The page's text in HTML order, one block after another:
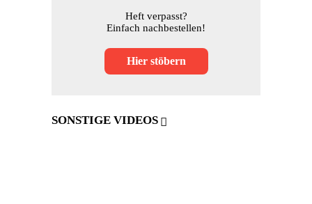
Heft verpasst?
Einfach nachbestellen!
Hier stöbern
SONSTIGE VIDEOS